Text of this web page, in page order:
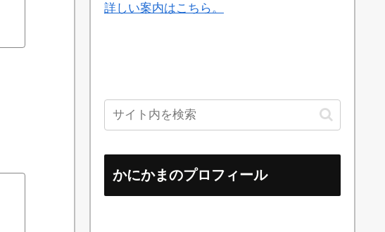
詳しい案内はこちら。
かにかまのプロフィール